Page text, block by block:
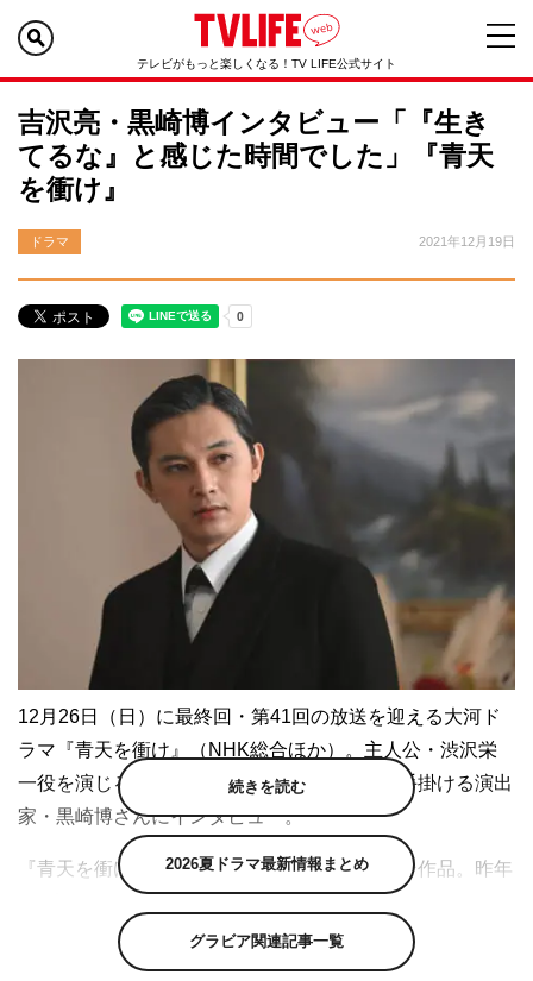
テレビがもっと楽しくなる！TV LIFE公式サイト
吉沢亮・黒崎博インタビュー「『生き
てるな』と感じた時間でした」『青天
を衝け』
ドラマ 2021年12月19日
12月26日（日）に最終回・第41回の放送を迎える大河ド
ラマ『青天を衝け』（NHK総合ほか）。主人公・渋沢栄
一役を演じる吉沢亮さんと、最終話の演出を手掛ける演出
家・黒崎博さんにインタビュー。
『青天を衝け』は史実に基づいたフィクション作品。昨年
撮影を行ってきた。主人公・渋沢栄一（吉沢亮）は12月
26日（日）放送の第41回まで「日本を守る」という強い
続きを読む
2026夏ドラマ最新情報まとめ
グラビア関連記事一覧